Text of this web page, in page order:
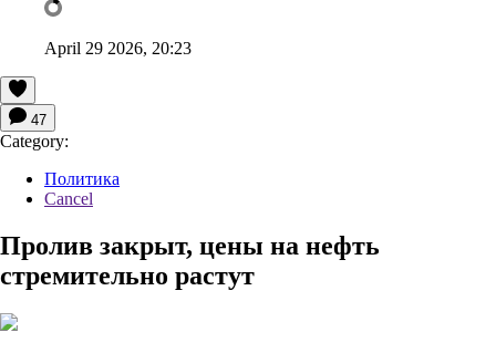
April 29 2026, 20:23
47
Category:
Политика
Cancel
Пролив закрыт, цены на нефть
стремительно растут